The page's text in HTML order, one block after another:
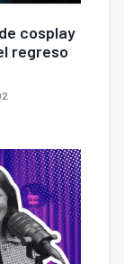
cosplay
regreso